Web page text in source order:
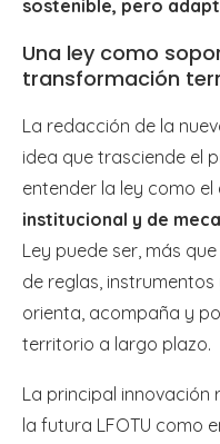
sostenible, pero
Una ley como
transformación
La redacción de la
idea que trasciende el
entender la ley como el
institucional y de
Ley puede ser, más
de reglas,
orienta, acompaña y
territorio a largo plazo.
La principal innovación
la futura LFOTU como